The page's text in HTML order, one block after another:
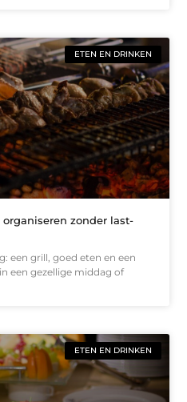
ETEN EN DRINKEN
zonder last-
een grill, goed eten en een
een gezellige middag of
ETEN EN DRINKEN